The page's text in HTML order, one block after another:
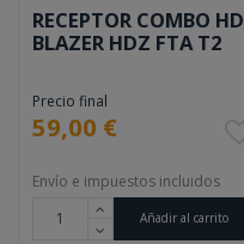
RECEPTOR COMBO HD
BLAZER HDZ FTA T2
Precio final
59,00 €
Envío e impuestos incluidos
Añadir al carrito